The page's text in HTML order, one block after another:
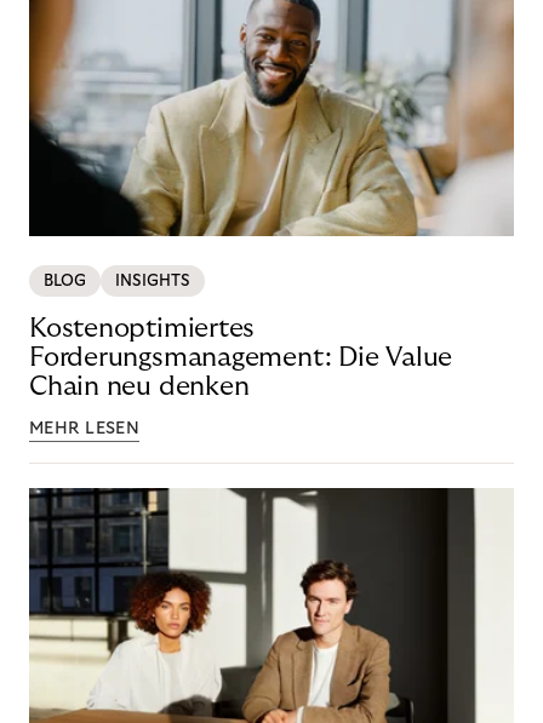
BLOG INSIGHTS
Kostenoptimiertes
Forderungsmanagement: Die Value
Chain neu denken
MEHR LESEN